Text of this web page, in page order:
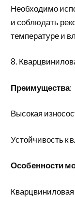
Необходимо
и соблюдать
температуре и
8.
Преимущества:
Высокая
Устойчивость к
Особенности